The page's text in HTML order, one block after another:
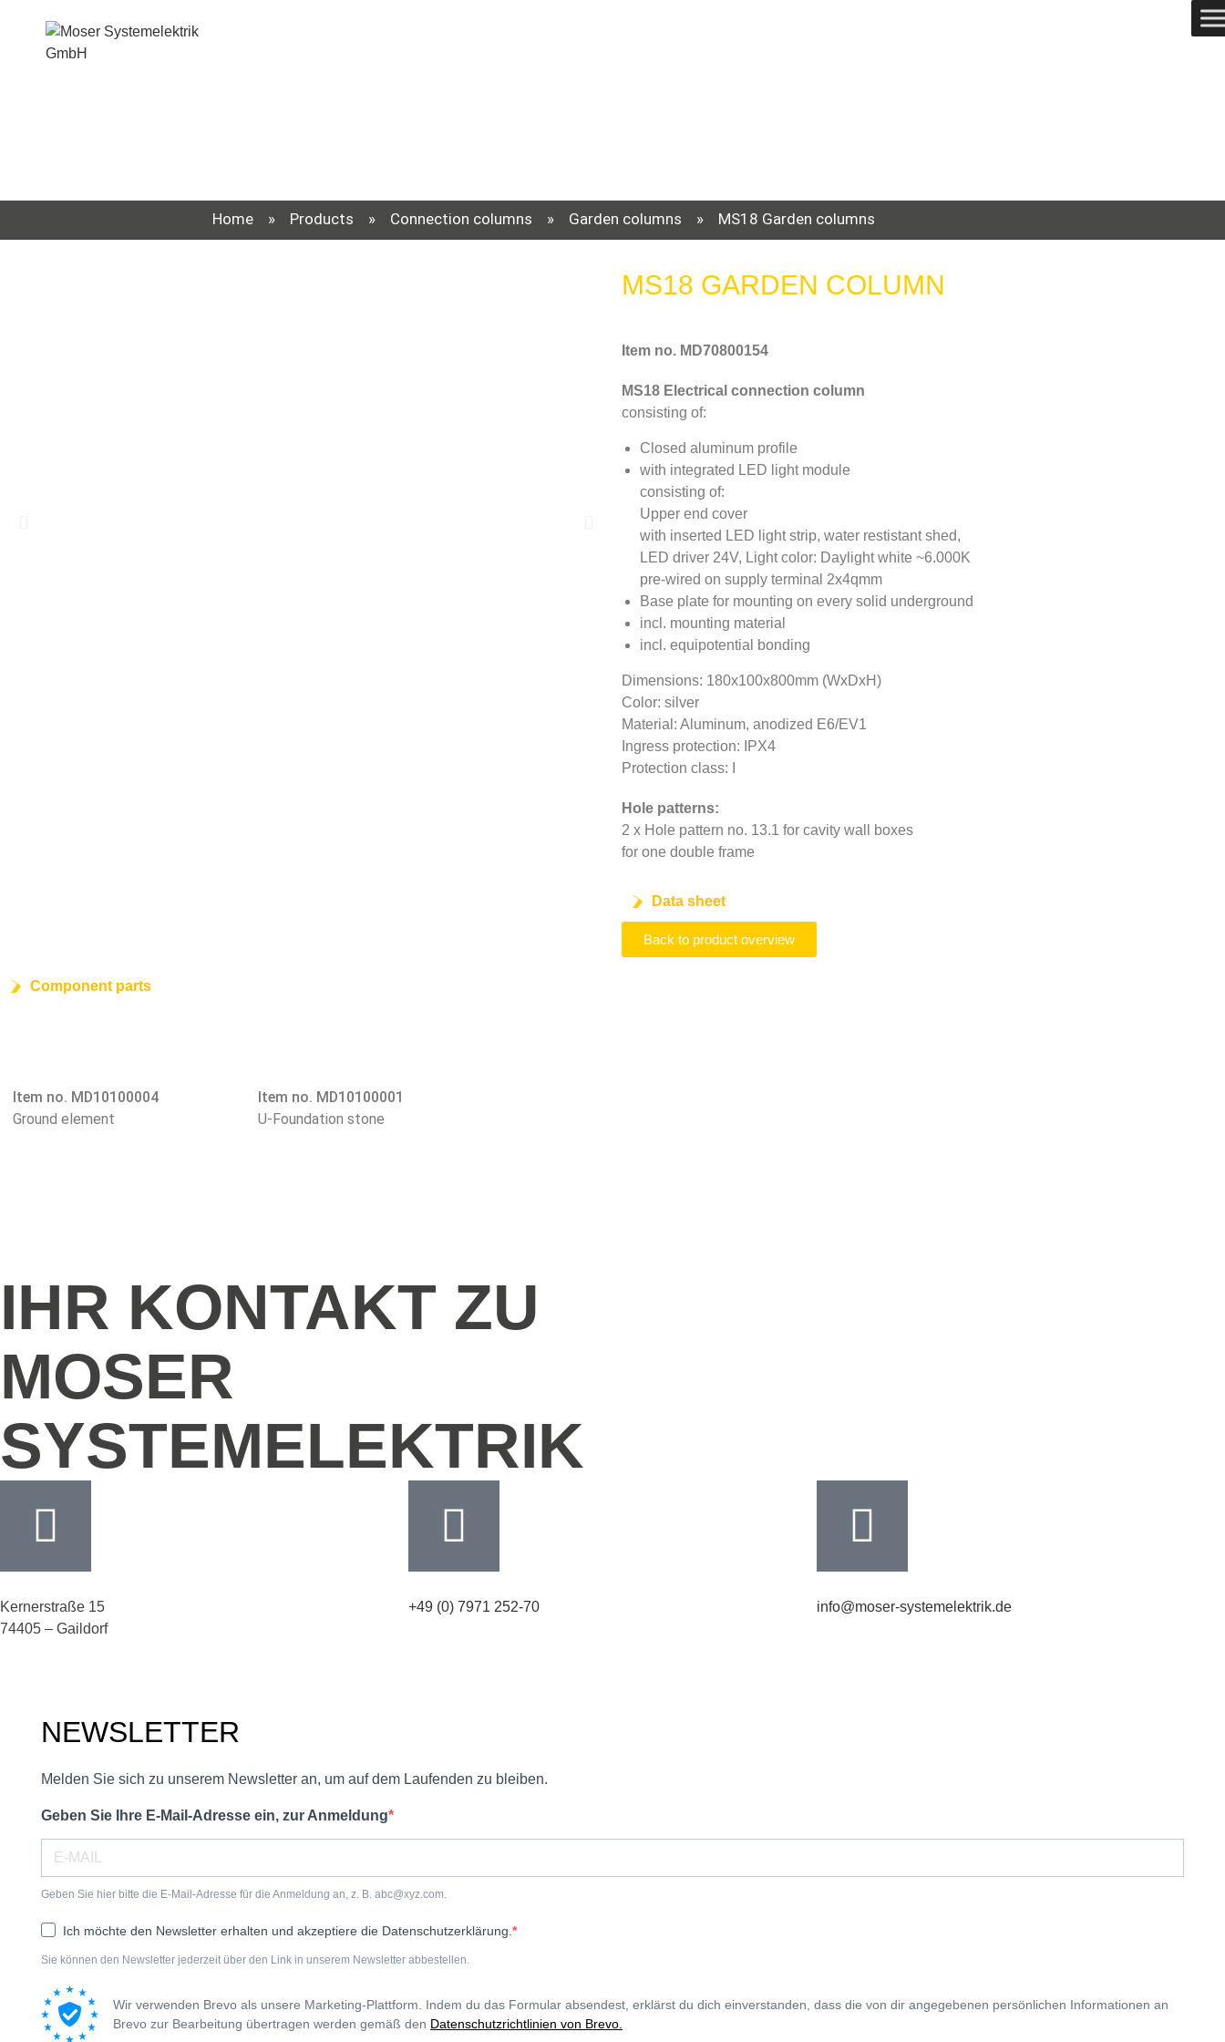
Home » Products » Connection columns » Garden columns » MS18 Garden columns
MS18 GARDEN COLUMN
Item no. MD70800154
MS18 Electrical connection column
consisting of:
Closed aluminum profile
with integrated LED light module
consisting of:
Upper end cover
with inserted LED light strip, water restistant shed,
LED driver 24V, Light color: Daylight white ~6.000K
pre-wired on supply terminal 2x4qmm
Base plate for mounting on every solid underground
incl. mounting material
incl. equipotential bonding
Dimensions: 180x100x800mm (WxDxH)
Color: silver
Material: Aluminum, anodized E6/EV1
Ingress protection: IPX4
Protection class: I
Hole patterns:
2 x Hole pattern no. 13.1 for cavity wall boxes
for one double frame
Data sheet
Back to product overview
Component parts
Item no. MD10100004
Ground element
Item no. MD10100001
U-Foundation stone
IHR KONTAKT ZU
MOSER
SYSTEMELEKTRIK
Kernerstraße 15
74405 – Gaildorf
+49 (0) 7971 252-70 info@moser-systemelektrik.de
NEWSLETTER
Melden Sie sich zu unserem Newsletter an, um auf dem Laufenden zu bleiben.
Geben Sie Ihre E-Mail-Adresse ein, zur Anmeldung
Geben Sie hier bitte die E-Mail-Adresse für die Anmeldung an, z. B. abc@xyz.com.
Ich möchte den Newsletter erhalten und akzeptiere die Datenschutzerklärung.
Sie können den Newsletter jederzeit über den Link in unserem Newsletter abbestellen.
Wir verwenden Brevo als unsere Marketing-Plattform. Indem du das Formular absendest, erklärst du dich einverstanden, dass die von dir angegebenen persönlichen Informationen an
Brevo zur Bearbeitung übertragen werden gemäß den Datenschutzrichtlinien von Brevo.